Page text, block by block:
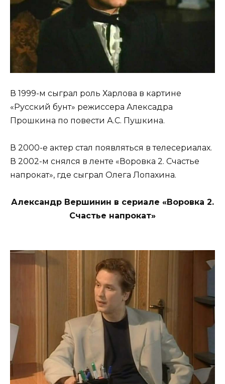
В 1999-м сыграл роль Харлова в картине
«Русский бунт» режиссера Алексадра
Прошкина по повести А.С. Пушкина.
В 2000-е актер стал появляться в телесериалах.
В 2002-м снялся в ленте «Воровка 2. Счастье
напрокат», где сыграл Олега Лопахина.
Александр Вершинин в сериале «Воровка 2.
Счастье напрокат»